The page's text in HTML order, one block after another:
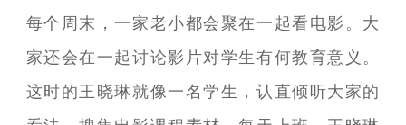
每个周末，一家老小都会聚在一起看电影。大
家还会在一起讨论影片对学生有何教育意义。
这时的王晓琳就像一名学生，认直倾听大家的